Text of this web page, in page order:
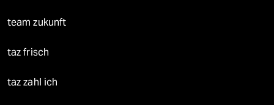
team zukunft
taz frisch
taz zahl ich